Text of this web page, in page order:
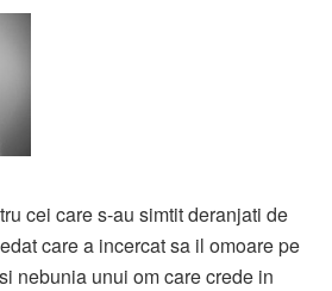
cei care s-au simtit deranjati de
care a incercat sa il omoare pe
nebunia unui om care crede in